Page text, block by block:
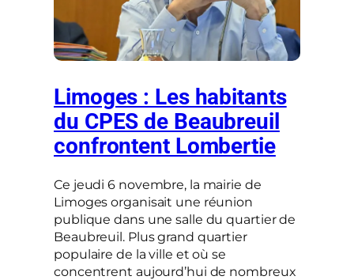
Limoges : Les habitants
du CPES de Beaubreuil
confrontent Lombertie
Ce jeudi 6 novembre, la mairie de
Limoges organisait une réunion
publique dans une salle du quartier de
Beaubreuil. Plus grand quartier
populaire de la ville et où se
concentrent aujourd’hui de nombreux